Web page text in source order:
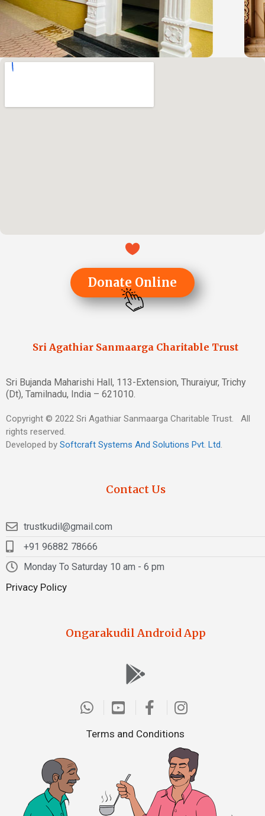
Donate Online
Sri Agathiar Sanmaarga Charitable Trust
Sri Bujanda Maharishi Hall, 113-Extension, Thuraiyur, Trichy
(Dt), Tamilnadu, India – 621010.
Copyright © 2022 Sri Agathiar Sanmaarga Charitable Trust. All
rights reserved.
Developed by Softcraft Systems And Solutions Pvt. Ltd.
Contact Us
trustkudil@gmail.com
+91 96882 78666
Monday To Saturday 10 am - 6 pm
Privacy Policy
Ongarakudil Android App
Terms and Conditions